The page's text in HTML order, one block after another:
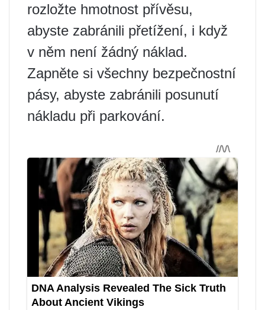
rozložte hmotnost přívěsu,
abyste zabránili přetížení, i když
v něm není žádný náklad.
Zapněte si všechny bezpečnostní
pásy, abyste zabránili posunutí
nákladu při parkování.